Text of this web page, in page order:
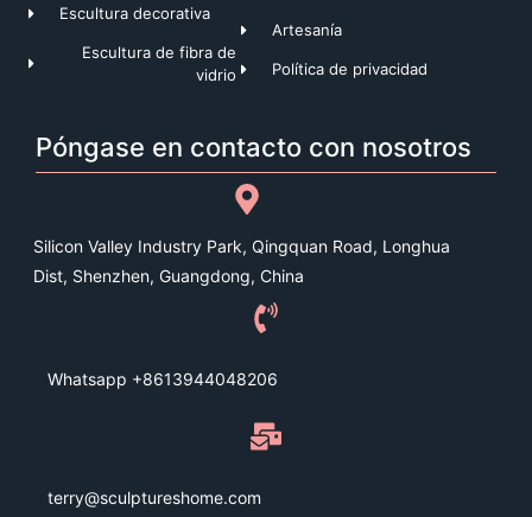
Escultura decorativa
Escultura de fibra de
vidrio
Artesanía
Política de privacidad
Póngase en contacto con nosotros
Silicon Valley Industry Park, Qingquan Road, Longhua
Dist, Shenzhen, Guangdong, China
Whatsapp +8613944048206
terry@sculptureshome.com